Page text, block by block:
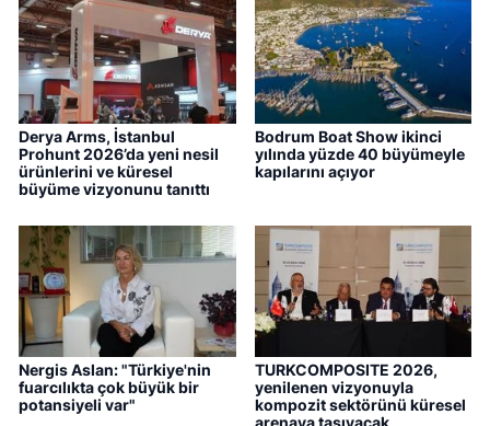
Derya Arms, İstanbul
Prohunt 2026’da yeni nesil
ürünlerini ve küresel
büyüme vizyonunu tanıttı
Bodrum Boat Show ikinci
yılında yüzde 40 büyümeyle
kapılarını açıyor
Nergis Aslan: "Türkiye'nin
fuarcılıkta çok büyük bir
potansiyeli var"
TURKCOMPOSITE 2026,
yenilenen vizyonuyla
kompozit sektörünü küresel
arenaya taşıyacak